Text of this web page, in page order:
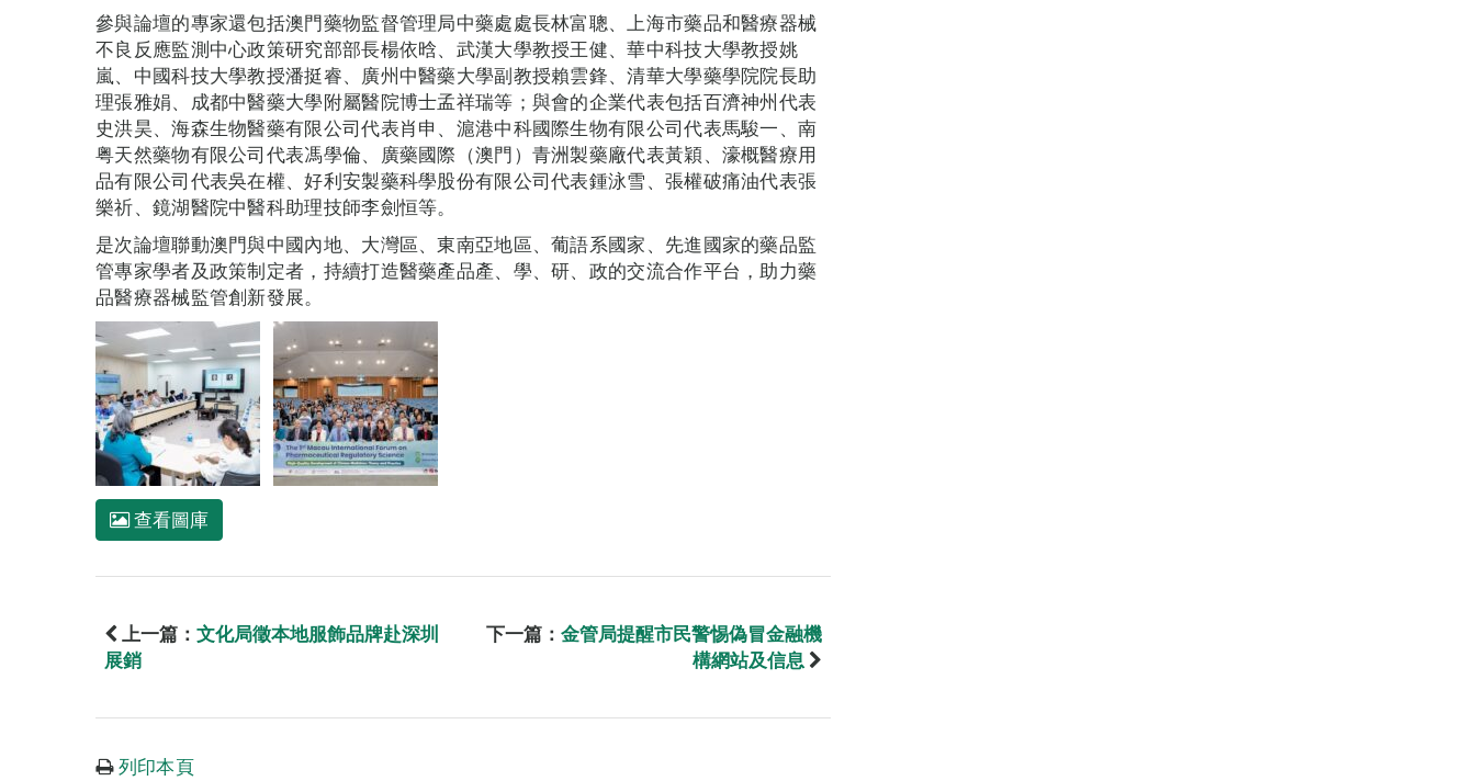
參與論壇的專家還包括澳門藥物監督管理局中藥處處長林富聰、上海市藥品和醫療器械
不良反應監測中心政策研究部部長楊依晗、武漢大學教授王健、華中科技大學教授姚
嵐、中國科技大學教授潘挺睿、廣州中醫藥大學副教授賴雲鋒、清華大學藥學院院長助
理張雅娟、成都中醫藥大學附屬醫院博士孟祥瑞等；與會的企業代表包括百濟神州代表
史洪昊、海森生物醫藥有限公司代表肖申、滬港中科國際生物有限公司代表馬駿一、南
粤天然藥物有限公司代表馮學倫、廣藥國際（澳門）青洲製藥廠代表黃穎、濠概醫療用
品有限公司代表吳在權、好利安製藥科學股份有限公司代表鍾泳雪、張權破痛油代表張
樂祈、鏡湖醫院中醫科助理技師李劍恒等。
是次論壇聯動澳門與中國內地、大灣區、東南亞地區、葡語系國家、先進國家的藥品監
管專家學者及政策制定者，持續打造醫藥產品產、學、研、政的交流合作平台，助力藥
品醫療器械監管創新發展。
查看圖庫
上一篇： 文化局徵本地服飾品牌赴深圳
展銷
下一篇： 金管局提醒市民警惕偽冒金融機
構網站及信息
列印本頁